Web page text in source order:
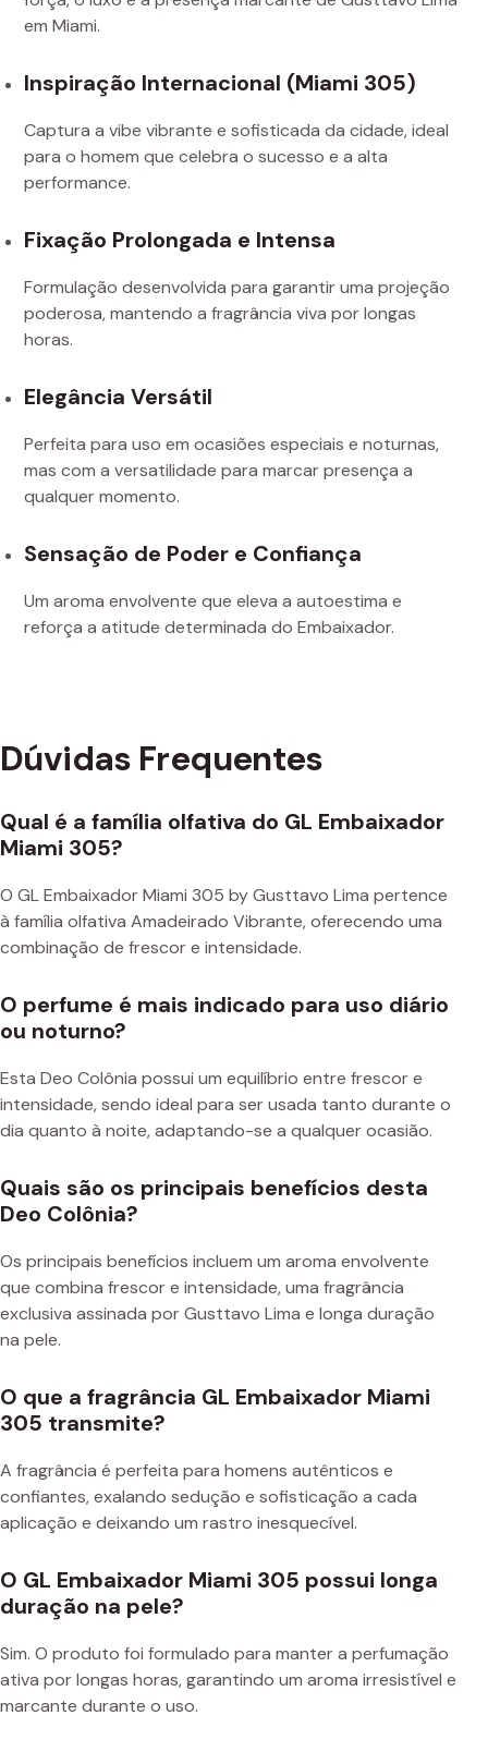
em Miami.
Inspiração Internacional (Miami 305)
Captura a vibe vibrante e sofisticada da cidade, ideal
para o homem que celebra o sucesso e a alta
performance.
Fixação Prolongada e Intensa
Formulação desenvolvida para garantir uma projeção
poderosa, mantendo a fragrância viva por longas
horas.
Elegância Versátil
Perfeita para uso em ocasiões especiais e noturnas,
mas com a versatilidade para marcar presença a
qualquer momento.
Sensação de Poder e Confiança
Um aroma envolvente que eleva a autoestima e
reforça a atitude determinada do Embaixador.
Dúvidas Frequentes
Qual é a família olfativa do GL Embaixador
Miami 305?
O GL Embaixador Miami 305 by Gusttavo Lima pertence
à família olfativa Amadeirado Vibrante, oferecendo uma
combinação de frescor e intensidade.
O perfume é mais indicado para uso diário
ou noturno?
Esta Deo Colônia possui um equilíbrio entre frescor e
intensidade, sendo ideal para ser usada tanto durante o
dia quanto à noite, adaptando-se a qualquer ocasião.
Quais são os principais benefícios desta
Deo Colônia?
Os principais benefícios incluem um aroma envolvente
que combina frescor e intensidade, uma fragrância
exclusiva assinada por Gusttavo Lima e longa duração
na pele.
O que a fragrância GL Embaixador Miami
305 transmite?
A fragrância é perfeita para homens autênticos e
confiantes, exalando sedução e sofisticação a cada
aplicação e deixando um rastro inesquecível.
O GL Embaixador Miami 305 possui longa
duração na pele?
Sim. O produto foi formulado para manter a perfumação
ativa por longas horas, garantindo um aroma irresistível e
marcante durante o uso.